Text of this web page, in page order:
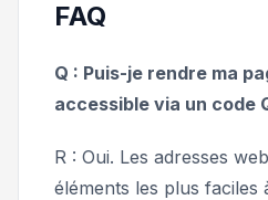
FAQ
Q : Puis-je rendre ma
accessible via un code
R : Oui. Les adresses
éléments les plus faciles